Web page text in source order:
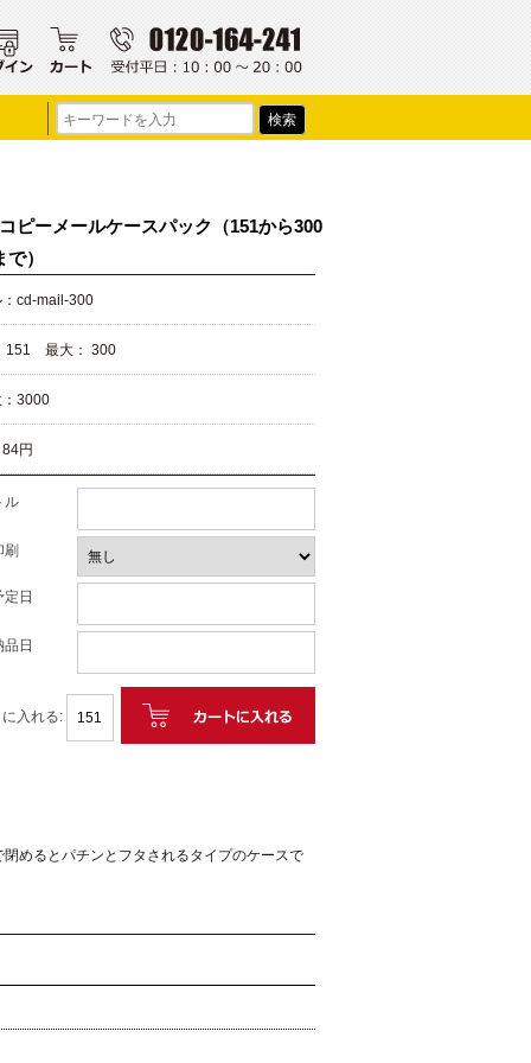
ピーメールケースパック（151から300
）
：cd-mail-300
151 最大： 300
3000
84円
ル
刷
日
日
入れる:
めるとパチンとフタされるタイプのケースで